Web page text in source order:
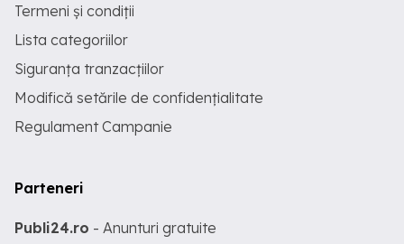
Termeni și condiții
Lista categoriilor
Siguranța tranzacțiilor
Modifică setările de confidențialitate
Regulament Campanie
Parteneri
Publi24.ro - Anunturi gratuite